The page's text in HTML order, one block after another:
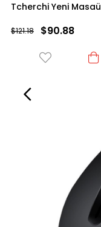
$90.88
$121.18